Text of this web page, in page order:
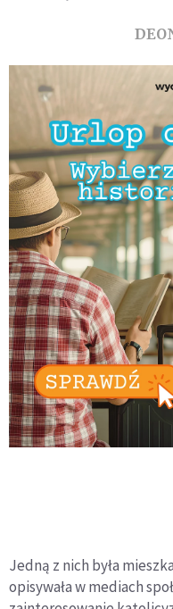
Jedną z nich była
opisywała w mediach